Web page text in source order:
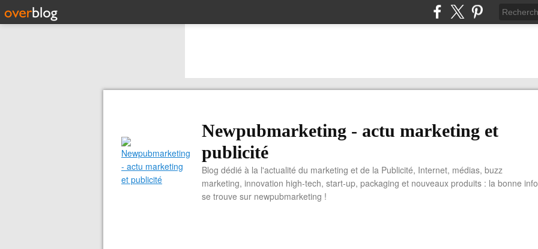
Newpubmarketing - actu marketing et
publicité
Blog dédié à la l'actualité du marketing et de la Publicité, Internet, médias, buzz
marketing, innovation high-tech, start-up, packaging et nouveaux produits : la bonne info
se trouve sur newpubmarketing !